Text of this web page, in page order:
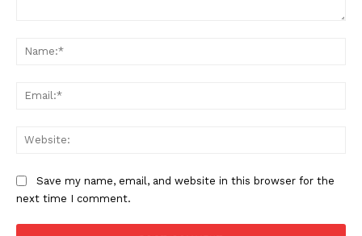
Save my name, email, and website in this browser for the
next time I comment.